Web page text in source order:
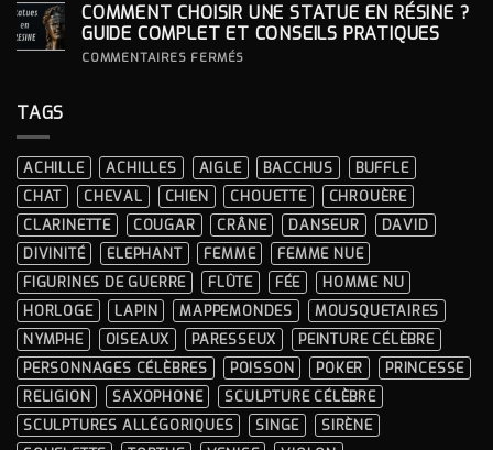
UNE
STATUE
À
COMMENT CHOISIR UNE STATUE EN RÉSINE ?
GUIDE COMPLET ET CONSEILS PRATIQUES
COMMENTAIRES FERMÉS
?
GUIDE
COMPLET
ET
CONSEILS
PRATIQUES
TAGS
ACHILLE ACHILLES AIGLE BACCHUS
BUFFLE
CHAT
CHEVAL CHIEN CHOUETTE
CHROUÈRE
CLARINETTE
COUGAR CRÂNE DANSEUR
DAVID
DIVINITÉ
ELEPHANT FEMME
FEMME NUE
FIGURINES DE GUERRE
FLÛTE FÉE
HOMME NU
HORLOGE
LAPIN MAPPEMONDES
MOUSQUETAIRES
NYMPHE
OISEAUX PARESSEUX
PEINTURE CÉLÈBRE
PERSONNAGES CÉLÈBRES
POISSON POKER
PRINCESSE
RELIGION
SAXOPHONE
SCULPTURE CÉLÈBRE
SCULPTURES ALLÉGORIQUES
SINGE
SIRÈNE